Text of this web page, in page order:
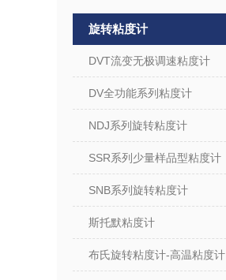
旋转粘度计
DVT流变无极调速粘度计
DV全功能系列粘度计
NDJ系列旋转粘度计
SSR系列少量样品型粘度计
SNB系列旋转粘度计
斯托默粘度计
布氏旋转粘度计-高温粘度计